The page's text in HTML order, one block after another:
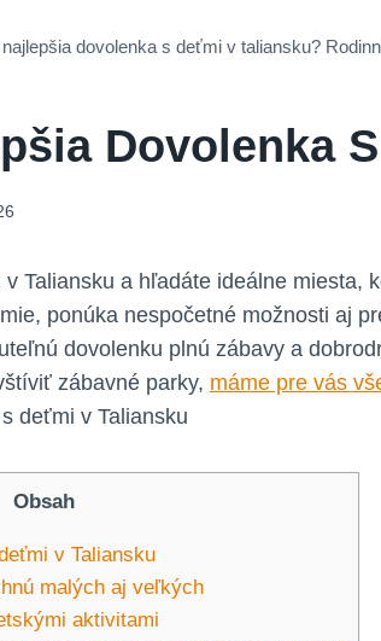
najlepšia dovolenka s deťmi v taliansku?
Dovolenka
Taliansku a hľadáte ideálne
ponúka nespočetné možnosti aj
dovolenku plnú zábavy a
zábavné parky, máme pre vás
Obsah
v Taliansku
malých aj veľkých
aktivitami